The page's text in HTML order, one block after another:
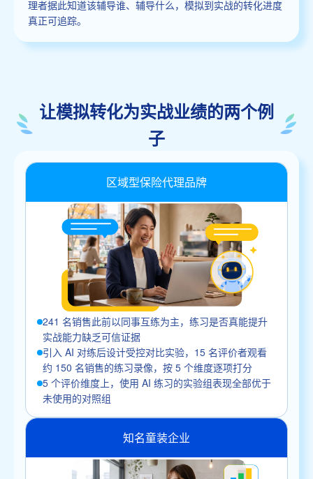
理者据此知道该辅导谁、辅导什么，模拟到实战的转化进度
真正可追踪。
让模拟转化为实战业绩的两个例
子
区域型保险代理品牌
241 名销售此前以同事互练为主，练习是否真能提升
实战能力缺乏可信证据
引入 AI 对练后设计受控对比实验，15 名评价者观看
约 150 名销售的练习录像，按 5 个维度逐项打分
5 个评价维度上，使用 AI 练习的实验组表现全部优于
未使用的对照组
知名童装企业